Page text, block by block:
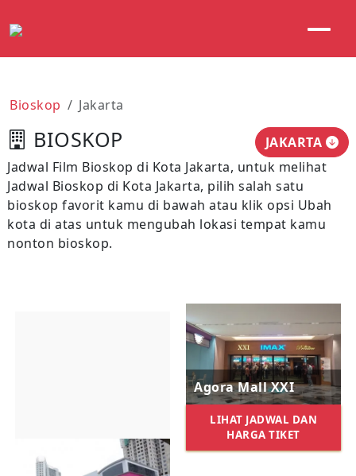
Bioskop Jakarta
BIOSKOP
JAKARTA
Jadwal Film Bioskop di Kota Jakarta, untuk melihat
Jadwal Bioskop di Kota Jakarta, pilih salah satu
bioskop favorit kamu di bawah atau klik opsi Ubah
kota di atas untuk mengubah lokasi tempat kamu
nonton bioskop.
Agora Mall XXI
LIHAT JADWAL DAN
HARGA TIKET